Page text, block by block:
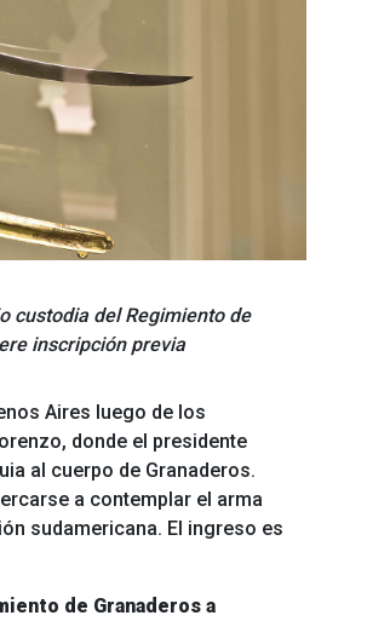
custodia del Regimiento de
inscripción previa
Aires luego de los
donde el presidente
al cuerpo de Granaderos.
a contemplar el arma
sudamericana. El ingreso es
de Granaderos a